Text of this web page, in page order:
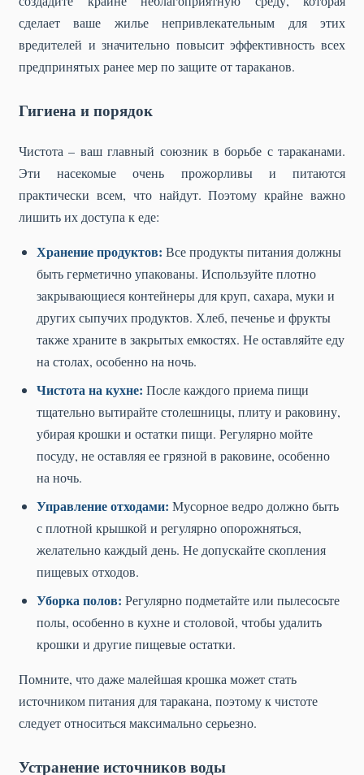
сделает ваше жилье непривлекательным для этих
вредителей и значительно повысит эффективность всех
предпринятых ранее мер по защите от тараканов.
Гигиена и порядок
Чистота – ваш главный союзник в борьбе с тараканами.
Эти насекомые очень прожорливы и питаются
практически всем, что найдут. Поэтому крайне важно
лишить их доступа к еде:
Хранение продуктов: Все продукты питания должны
быть герметично упакованы. Используйте плотно
закрывающиеся контейнеры для круп, сахара, муки и
других сыпучих продуктов. Хлеб, печенье и фрукты
также храните в закрытых емкостях. Не оставляйте еду
на столах, особенно на ночь.
Чистота на кухне: После каждого приема пищи
тщательно вытирайте столешницы, плиту и раковину,
убирая крошки и остатки пищи. Регулярно мойте
посуду, не оставляя ее грязной в раковине, особенно
на ночь.
Управление отходами: Мусорное ведро должно быть
с плотной крышкой и регулярно опорожняться,
желательно каждый день. Не допускайте скопления
пищевых отходов.
Уборка полов: Регулярно подметайте или пылесосьте
полы, особенно в кухне и столовой, чтобы удалить
крошки и другие пищевые остатки.
Помните, что даже малейшая крошка может стать
источником питания для таракана, поэтому к чистоте
следует относиться максимально серьезно.
Устранение источников воды